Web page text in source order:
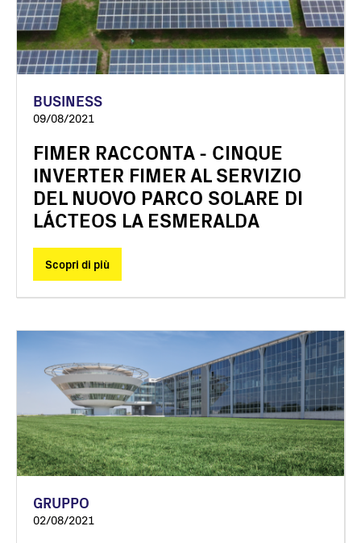
BUSINESS
09/08/2021
FIMER RACCONTA - CINQUE
INVERTER FIMER AL SERVIZIO
DEL NUOVO PARCO SOLARE DI
LÁCTEOS LA ESMERALDA
Scopri di più
GRUPPO
02/08/2021